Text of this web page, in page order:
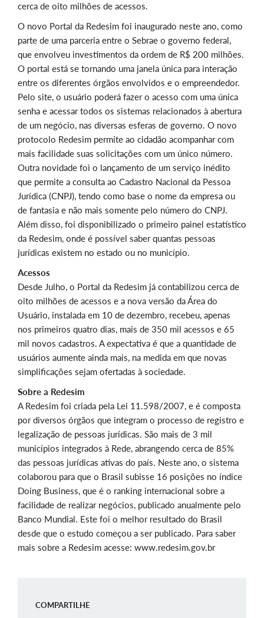
cerca de oito milhões de acessos.
O novo Portal da Redesim foi inaugurado neste ano, como
parte de uma parceria entre o Sebrae o governo federal,
que envolveu investimentos da ordem de R$ 200 milhões.
O portal está se tornando uma janela única para interação
entre os diferentes órgãos envolvidos e o empreendedor.
Pelo site, o usuário poderá fazer o acesso com uma única
senha e acessar todos os sistemas relacionados à abertura
de um negócio, nas diversas esferas de governo. O novo
protocolo Redesim permite ao cidadão acompanhar com
mais facilidade suas solicitações com um único número.
Outra novidade foi o lançamento de um serviço inédito
que permite a consulta ao Cadastro Nacional da Pessoa
Jurídica (CNPJ), tendo como base o nome da empresa ou
de fantasia e não mais somente pelo número do CNPJ.
Além disso, foi disponibilizado o primeiro painel estatístico
da Redesim, onde é possível saber quantas pessoas
jurídicas existem no estado ou no município.
Acessos
Desde Julho, o Portal da Redesim já contabilizou cerca de
oito milhões de acessos e a nova versão da Área do
Usuário, instalada em 10 de dezembro, recebeu, apenas
nos primeiros quatro dias, mais de 350 mil acessos e 65
mil novos cadastros. A expectativa é que a quantidade de
usuários aumente ainda mais, na medida em que novas
simplificações sejam ofertadas à sociedade.
Sobre a Redesim
A Redesim foi criada pela Lei 11.598/2007, e é composta
por diversos órgãos que integram o processo de registro e
legalização de pessoas jurídicas. São mais de 3 mil
municípios integrados à Rede, abrangendo cerca de 85%
das pessoas jurídicas ativas do país. Neste ano, o sistema
colaborou para que o Brasil subisse 16 posições no índice
Doing Business, que é o ranking internacional sobre a
facilidade de realizar negócios, publicado anualmente pelo
Banco Mundial. Este foi o melhor resultado do Brasil
desde que o estudo começou a ser publicado. Para saber
mais sobre a Redesim acesse: www.redesim.gov.br
COMPARTILHE